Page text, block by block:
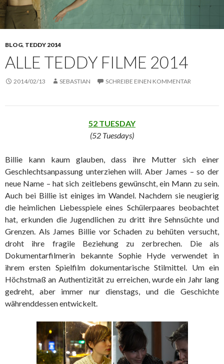
BLOG, TEDDY 2014
ALLE TEDDY FILME 2014
2014/02/13 SEBASTIAN SCHREIBE EINEN KOMMENTAR
52 TUESDAY
(52 Tuesdays)
Billie kann kaum glauben, dass ihre Mutter sich einer
Geschlechtsanpassung unterziehen will. Aber James – so der
neue Name – hat sich zeitlebens gewünscht, ein Mann zu sein.
Auch bei Billie ist einiges im Wandel. Nachdem sie neugierig
die heimlichen Liebesspiele eines Schülerpaares beobachtet
hat, erkunden die Jugendlichen zu dritt ihre Sehnsüchte und
Grenzen. Als James Billie vor Schaden zu behüten versucht,
droht ihre fragile Beziehung zu zerbrechen. Die als
Dokumentarfilmerin bekannte Sophie Hyde verwendet in
ihrem ersten Spielfilm dokumentarische Stilmittel. Um ein
Höchstmaß an Authentizität zu erreichen, wurde ein Jahr lang
gedreht, aber immer nur dienstags, und die Geschichte
währenddessen entwickelt.